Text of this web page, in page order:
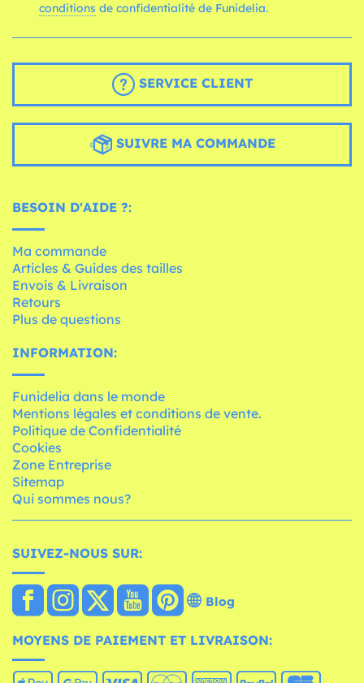
conditions de confidentialité de Funidelia.
SERVICE CLIENT
SUIVRE MA COMMANDE
BESOIN D'AIDE ?:
Ma commande
Articles & Guides des tailles
Envois & Livraison
Retours
Plus de questions
INFORMATION:
Funidelia dans le monde
Mentions légales et conditions de vente.
Politique de Confidentialité
Cookies
Zone Entreprise
Sitemap
Qui sommes nous?
SUIVEZ-NOUS SUR:
Blog
MOYENS DE PAIEMENT ET LIVRAISON: